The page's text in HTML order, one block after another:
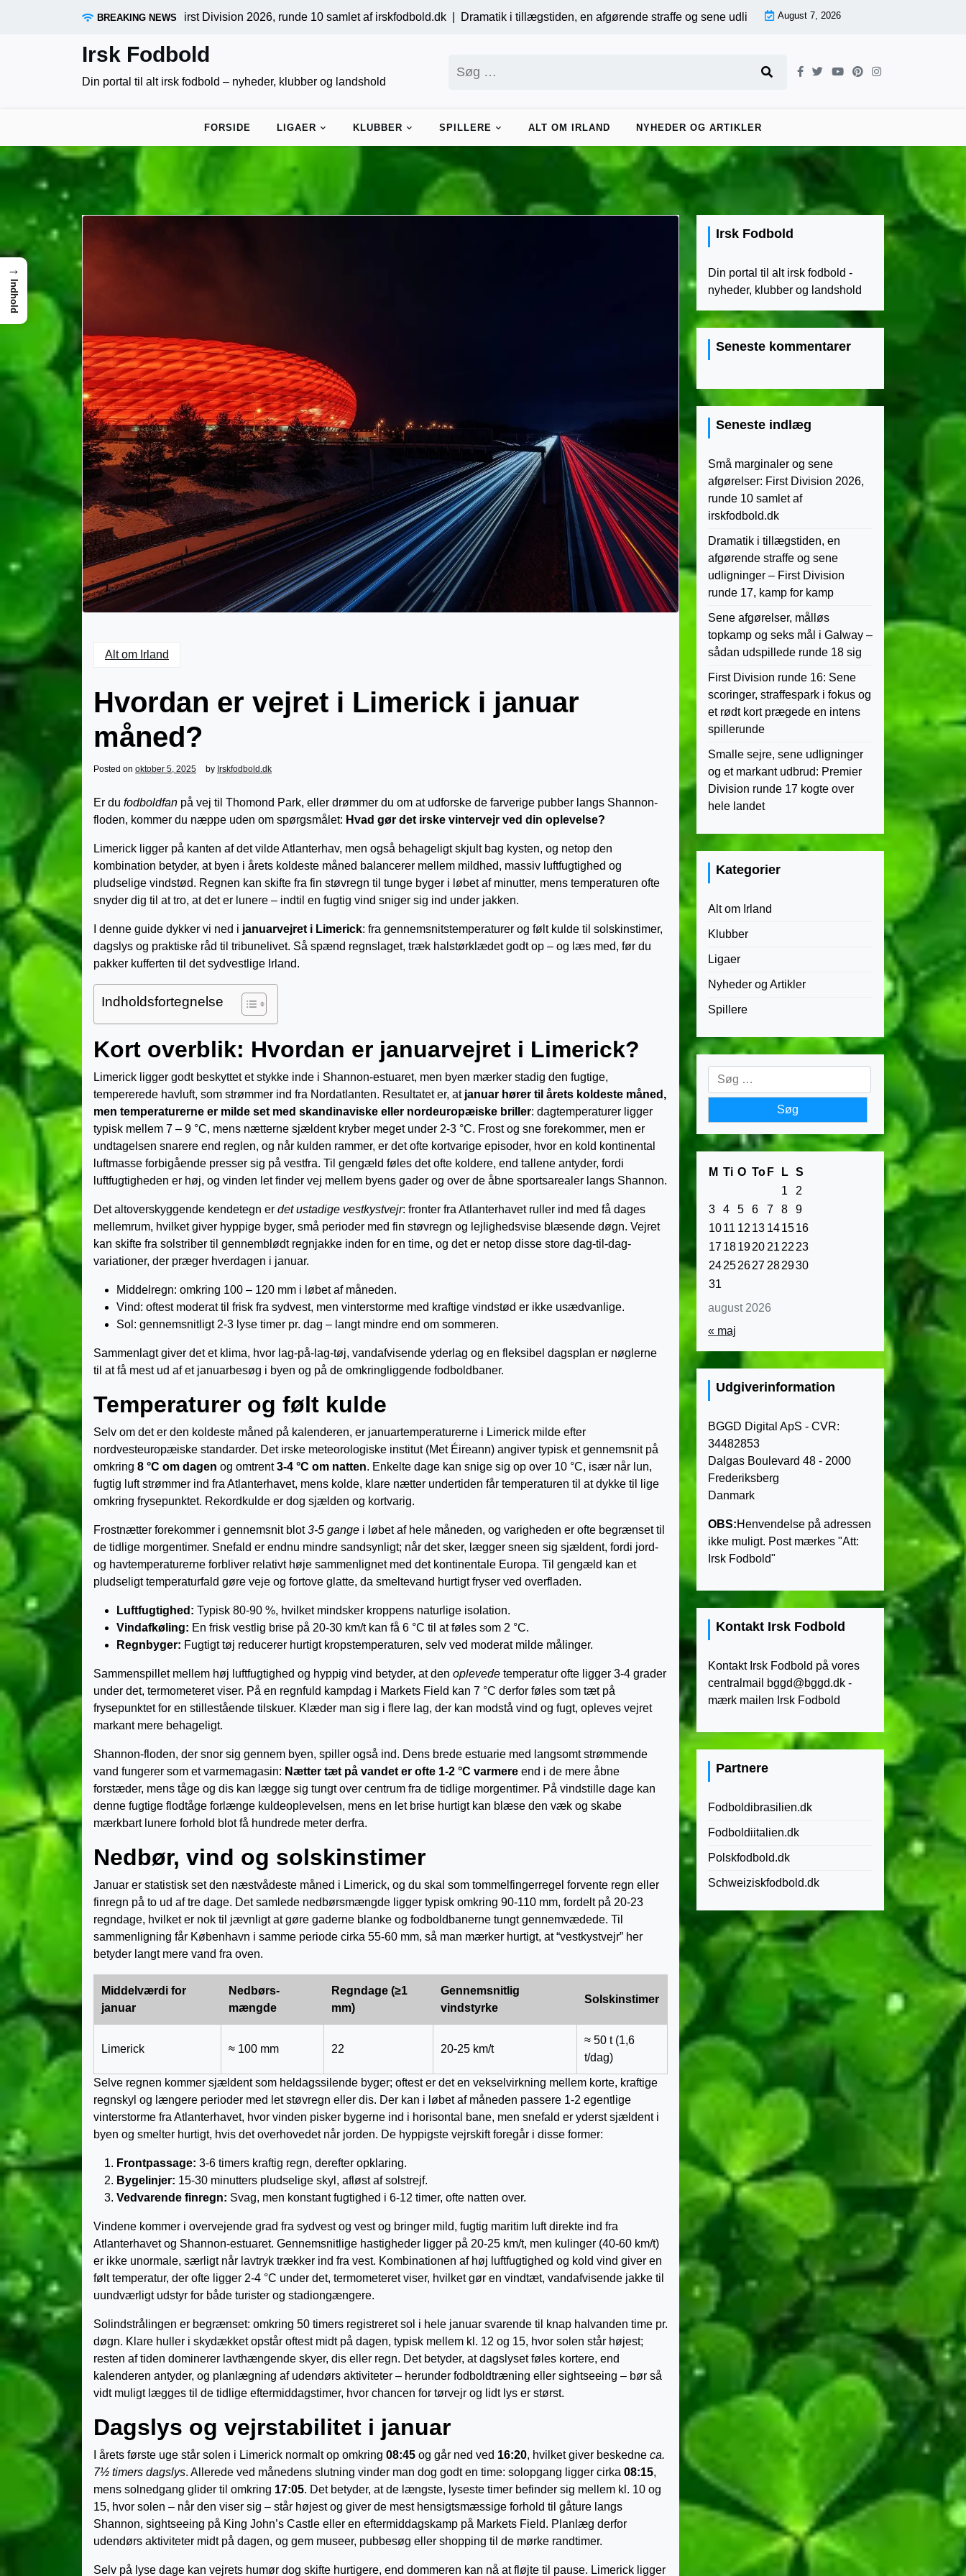
BREAKING NEWS
sene afgørelser: First Division 2026, runde 10 samlet af irskfodbold.dk | Dramatik i tillægstiden, en afgørende straffe og sene udligninger – First Division runde 17, kamp for kamp |
August 7, 2026
Irsk Fodbold
Din portal til alt irsk fodbold – nyheder, klubber og landshold
efter:
FORSIDE LIGAER KLUBBER SPILLERE ALT OM IRLAND NYHEDER OG ARTIKLER
Alt om Irland
Hvordan er vejret i Limerick i januar
måned?
Posted on oktober 5, 2025 by Irskfodbold.dk
Er du fodboldfan på vej til Thomond Park, eller drømmer du om at udforske de farverige pubber langs Shannon-
floden, kommer du næppe uden om spørgsmålet: Hvad gør det irske vintervejr ved din oplevelse?
Limerick ligger på kanten af det vilde Atlanterhav, men også behageligt skjult bag kysten, og netop den
kombination betyder, at byen i årets koldeste måned balancerer mellem mildhed, massiv luftfugtighed og
pludselige vindstød. Regnen kan skifte fra fin støvregn til tunge byger i løbet af minutter, mens temperaturen ofte
snyder dig til at tro, at det er lunere – indtil en fugtig vind sniger sig ind under jakken.
I denne guide dykker vi ned i januarvejret i Limerick: fra gennemsnitstemperaturer og følt kulde til solskinstimer,
dagslys og praktiske råd til tribunelivet. Så spænd regnslaget, træk halstørklædet godt op – og læs med, før du
pakker kufferten til det sydvestlige Irland.
Indholdsfortegnelse
Kort overblik: Hvordan er januarvejret i Limerick?
Limerick ligger godt beskyttet et stykke inde i Shannon-estuaret, men byen mærker stadig den fugtige,
tempererede havluft, som strømmer ind fra Nordatlanten. Resultatet er, at januar hører til årets koldeste måned,
men temperaturerne er milde set med skandinaviske eller nordeuropæiske briller: dagtemperaturer ligger
typisk mellem 7 – 9 °C, mens nætterne sjældent kryber meget under 2-3 °C. Frost og sne forekommer, men er
undtagelsen snarere end reglen, og når kulden rammer, er det ofte kortvarige episoder, hvor en kold kontinental
luftmasse forbigående presser sig på vestfra. Til gengæld føles det ofte koldere, end tallene antyder, fordi
luftfugtigheden er høj, og vinden let finder vej mellem byens gader og over de åbne sportsarealer langs Shannon.
Det altoverskyggende kendetegn er det ustadige vestkystvejr: fronter fra Atlanterhavet ruller ind med få dages
mellemrum, hvilket giver hyppige byger, små perioder med fin støvregn og lejlighedsvise blæsende døgn. Vejret
kan skifte fra solstriber til gennemblødt regnjakke inden for en time, og det er netop disse store dag-til-dag-
variationer, der præger hverdagen i januar.
Middelregn: omkring 100 – 120 mm i løbet af måneden.
Vind: oftest moderat til frisk fra sydvest, men vinterstorme med kraftige vindstød er ikke usædvanlige.
Sol: gennemsnitligt 2-3 lyse timer pr. dag – langt mindre end om sommeren.
Sammenlagt giver det et klima, hvor lag-på-lag-tøj, vandafvisende yderlag og en fleksibel dagsplan er nøglerne
til at få mest ud af et januarbesøg i byen og på de omkringliggende fodboldbaner.
Temperaturer og følt kulde
Selv om det er den koldeste måned på kalenderen, er januartemperaturerne i Limerick milde efter
nordvesteuropæiske standarder. Det irske meteorologiske institut (Met Éireann) angiver typisk et gennemsnit på
omkring 8 °C om dagen og omtrent3-4 °C om natten. Enkelte dage kan snige sig op over 10 °C, især når lun,
fugtig luft strømmer ind fra Atlanterhavet, mens kolde, klare nætter undertiden får temperaturen til at dykke til lige
omkring frysepunktet. Rekordkulde er dog sjælden og kortvarig.
Frostnætter forekommer i gennemsnit blot3-5 gange i løbet af hele måneden, og varigheden er ofte begrænset til
de tidlige morgentimer. Snefald er endnu mindre sandsynligt; når det sker, lægger sneen sig sjældent, fordi jord-
og havtemperaturerne forbliver relativt høje sammenlignet med det kontinentale Europa. Til gengæld kan et
pludseligt temperaturfald gøre veje og fortove glatte, da smeltevand hurtigt fryser ved overfladen.
Luftfugtighed: Typisk 80-90 %, hvilket mindsker kroppens naturlige isolation.
Vindafkøling: En frisk vestlig brise på 20-30 km/t kan få 6 °C til at føles som 2 °C.
Regnbyger: Fugtigt tøj reducerer hurtigt kropstemperaturen, selv ved moderat milde målinger.
Sammenspillet mellem høj luftfugtighed og hyppig vind betyder, at den oplevede temperatur ofte ligger 3-4 grader
under det, termometeret viser. På en regnfuld kampdag i Markets Field kan 7 °C derfor føles som tæt på
frysepunktet for en stillestående tilskuer. Klæder man sig i flere lag, der kan modstå vind og fugt, opleves vejret
markant mere behageligt.
Shannon-floden, der snor sig gennem byen, spiller også ind. Dens brede estuarie med langsomt strømmende
vand fungerer som et varmemagasin: Nætter tæt på vandet er ofte 1-2 °C varmere end i de mere åbne
forstæder, mens tåge og dis kan lægge sig tungt over centrum fra de tidlige morgentimer. På vindstille dage kan
denne fugtige flodtåge forlænge kuldeoplevelsen, mens en let brise hurtigt kan blæse den væk og skabe
mærkbart lunere forhold blot få hundrede meter derfra.
Nedbør, vind og solskinstimer
Januar er statistisk set den næst­vådeste måned i Limerick, og du skal som tommelfingerregel forvente regn eller
finregn på to ud af tre dage. Det samlede nedbørs­mængde ligger typisk omkring 90-110 mm, fordelt på 20-23
regn­dage, hvilket er nok til jævnligt at gøre gaderne blanke og fodboldbanerne tungt gennemvædede. Til
sammenligning får København i samme periode cirka 55-60 mm, så man mærker hurtigt, at “vestkystvejr” her
betyder langt mere vand fra oven.
Middelværdi for
januar
Nedbørs­
mængde
Regn­dage (≥1
mm)
Gennemsnitlig
vindstyrke
Solskinstimer
Limerick ≈ 100 mm 22 20-25 km/t
≈ 50 t (1,6
t/dag)
Selve regnen kommer sjældent som heldags­silende byger; oftest er det en vekselvirkning mellem korte, kraftige
regnskyl og længere perioder med let støvregn eller dis. Der kan i løbet af måneden passere 1-2 egentlige
vinterstorme fra Atlanterhavet, hvor vinden pisker bygerne ind i horisontal bane, men snefald er yderst sjældent i
byen og smelter hurtigt, hvis det overhovedet når jorden. De hyppigste vejrskift foregår i disse former:
Front­passage: 3-6 timers kraftig regn, derefter opklaring.
Bygelinjer: 15-30 minutters pludselige skyl, afløst af solstrejf.
Vedvarende finregn: Svag, men konstant fugtighed i 6-12 timer, ofte natten over.
Vindene kommer i overvejende grad fra sydvest og vest og bringer mild, fugtig maritim luft direkte ind fra
Atlanterhavet og Shannon-estuaret. Gennemsnitlige hastigheder ligger på 20-25 km/t, men kulinger (40-60 km/t)
er ikke unormale, særligt når lavtryk trækker ind fra vest. Kombinationen af høj luftfugtighed og kold vind giver en
følt temperatur, der ofte ligger 2-4 °C under det, termometeret viser, hvilket gør en vindtæt, vandafvisende jakke til
uundværligt udstyr for både turister og stadiongængere.
Solindstrålingen er begrænset: omkring 50 timers registreret sol i hele januar svarende til knap halvanden time pr.
døgn. Klare huller i skydækket opstår oftest midt på dagen, typisk mellem kl. 12 og 15, hvor solen står højest;
resten af tiden dominerer lavthængende skyer, dis eller regn. Det betyder, at dagslyset føles kortere, end
kalenderen antyder, og planlægning af udendørs aktiviteter – herunder fodboldtræning eller sightseeing – bør så
vidt muligt lægges til de tidlige eftermiddags­timer, hvor chancen for tørvejr og lidt lys er størst.
Dagslys og vejrstabilitet i januar
I årets første uge står solen i Limerick normalt op omkring 08:45 og går ned ved 16:20, hvilket giver beskedne ca.
7½ timers dagslys. Allerede ved månedens slutning vinder man dog godt en time: solopgang ligger cirka 08:15,
mens solnedgang glider til omkring 17:05. Det betyder, at de længste, lyseste timer befinder sig mellem kl. 10 og
15, hvor solen – når den viser sig – står højest og giver de mest hensigtsmæssige forhold til gåture langs
Shannon, sightseeing på King John’s Castle eller en eftermiddagskamp på Markets Field. Planlæg derfor
udendørs aktiviteter midt på dagen, og gem museer, pubbesøg eller shopping til de mørke randtimer.
Selv på lyse dage kan vejrets humør dog skifte hurtigere, end dommeren kan nå at fløjte til pause. Limerick ligger
Irsk Fodbold
Din portal til alt irsk fodbold -
nyheder, klubber og landshold
Seneste kommentarer
Seneste indlæg
Små marginaler og sene
afgørelser: First Division 2026,
runde 10 samlet af
irskfodbold.dk
Dramatik i tillægstiden, en
afgørende straffe og sene
udligninger – First Division
runde 17, kamp for kamp
Sene afgørelser, målløs
topkamp og seks mål i Galway –
sådan udspillede runde 18 sig
First Division runde 16: Sene
scoringer, straffespark i fokus og
et rødt kort prægede en intens
spillerunde
Smalle sejre, sene udligninger
og et markant udbrud: Premier
Division runde 17 kogte over
hele landet
Kategorier
Alt om Irland
Klubber
Ligaer
Nyheder og Artikler
Spillere
Søg
efter:
august 2026
M Ti O To F L S
1
2
3
4 5 6 7 8
9
1011 12 13 141516
17181920 21 22 23
24252627 282930
31
« maj
Udgiverinformation
BGGD Digital ApS - CVR:
34482853
Dalgas Boulevard 48 - 2000
Frederiksberg
Danmark
OBS:Henvendelse på adressen
ikke muligt. Post mærkes "Att:
Irsk Fodbold"
Kontakt Irsk Fodbold
Kontakt Irsk Fodbold på vores
centralmail
bggd@bggd.dk -
mærk mailen Irsk Fodbold
Partnere
Fodboldibrasilien.dk
Fodboldiitalien.dk
Polskfodbold.dk
Schweiziskfodbold.dk
→
Indhold